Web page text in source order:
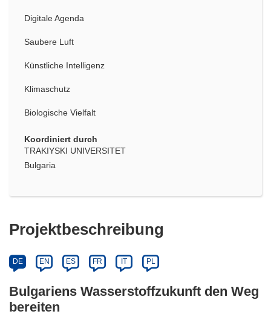
Digitale Agenda
Saubere Luft
Künstliche Intelligenz
Klimaschutz
Biologische Vielfalt
Koordiniert durch
TRAKIYSKI UNIVERSITET
Bulgaria
Projektbeschreibung
DE EN ES FR IT PL
Bulgariens Wasserstoffzukunft den Weg
bereiten